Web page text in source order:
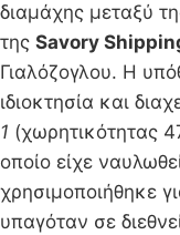
διαμάχης μεταξύ
της Savory
Γιαλόζογλου. Η
ιδιοκτησία και
1 (χωρητικότητας
οποίο είχε
χρησιμοποιήθηκε
υπαγόταν σε